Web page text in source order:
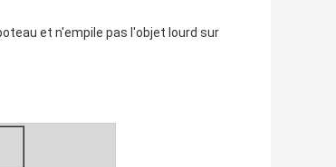
et n'empile pas l'objet lourd sur